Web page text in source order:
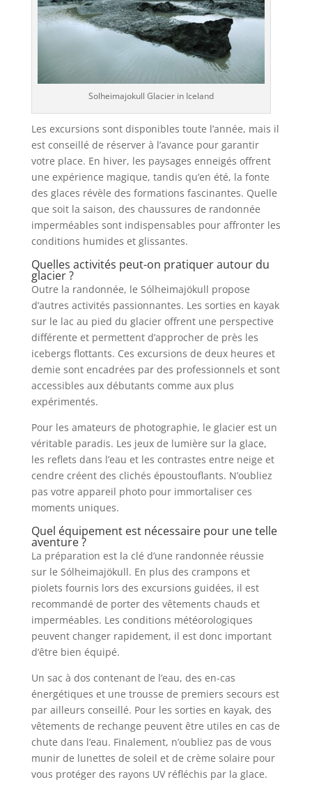
Solheimajokull Glacier in Iceland
Les excursions sont disponibles toute l’année, mais il
est conseillé de réserver à l’avance pour garantir
votre place. En hiver, les paysages enneigés offrent
une expérience magique, tandis qu’en été, la fonte
des glaces révèle des formations fascinantes. Quelle
que soit la saison, des chaussures de randonnée
imperméables sont indispensables pour affronter les
conditions humides et glissantes.
Quelles activités peut-on pratiquer autour du
glacier ?
Outre la randonnée, le Sólheimajökull propose
d’autres activités passionnantes. Les sorties en kayak
sur le lac au pied du glacier offrent une perspective
différente et permettent d’approcher de près les
icebergs flottants. Ces excursions de deux heures et
demie sont encadrées par des professionnels et sont
accessibles aux débutants comme aux plus
expérimentés.
Pour les amateurs de photographie, le glacier est un
véritable paradis. Les jeux de lumière sur la glace,
les reflets dans l’eau et les contrastes entre neige et
cendre créent des clichés époustouflants. N’oubliez
pas votre appareil photo pour immortaliser ces
moments uniques.
Quel équipement est nécessaire pour une telle
aventure ?
La préparation est la clé d’une randonnée réussie
sur le Sólheimajökull. En plus des crampons et
piolets fournis lors des excursions guidées, il est
recommandé de porter des vêtements chauds et
imperméables. Les conditions météorologiques
peuvent changer rapidement, il est donc important
d’être bien équipé.
Un sac à dos contenant de l’eau, des en-cas
énergétiques et une trousse de premiers secours est
par ailleurs conseillé. Pour les sorties en kayak, des
vêtements de rechange peuvent être utiles en cas de
chute dans l’eau. Finalement, n’oubliez pas de vous
munir de lunettes de soleil et de crème solaire pour
vous protéger des rayons UV réfléchis par la glace.